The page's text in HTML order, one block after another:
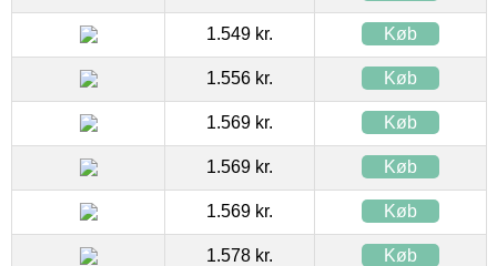
1.549 kr. Køb
1.556 kr. Køb
1.569 kr. Køb
1.569 kr. Køb
1.569 kr. Køb
1.578 kr. Køb